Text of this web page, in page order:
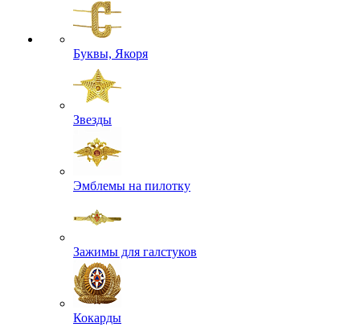
Буквы, Якоря
Звезды
Эмблемы на пилотку
Зажимы для галстуков
Кокарды